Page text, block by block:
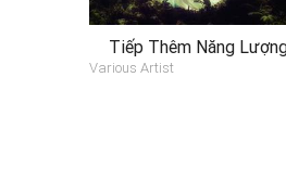
Tiếp Thêm Năng
Various Artist